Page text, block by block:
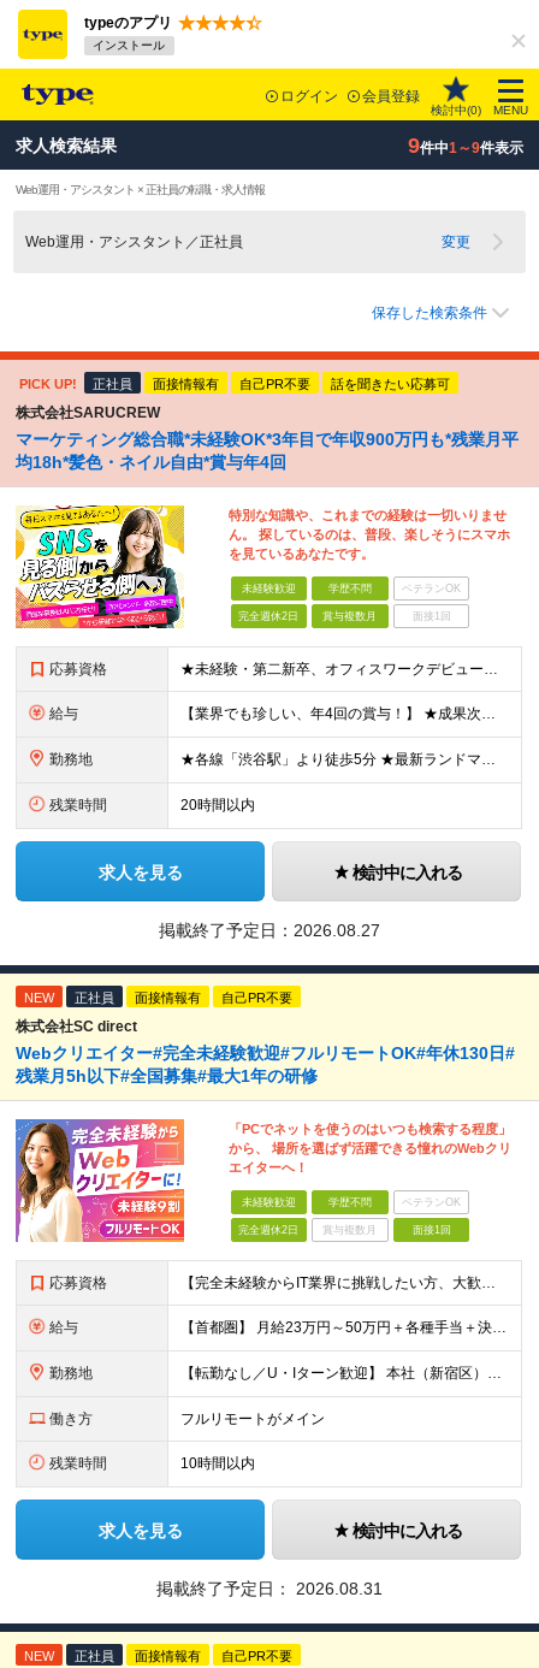
typeのアプリ
インストール
ログイン 会員登録
検討中(0) MENU
求人検索結果 9件中1～9件表示
Web運用・アシスタント × 正社員の転職・求人情報
Web運用・アシスタント／正社員 変更
保存した検索条件
PICK UP! 正社員 面接情報有 自己PR不要 話を聞きたい応募可
株式会社SARUCREW
マーケティング総合職*未経験OK*3年目で年収900万円も*残業月平
均18h*髪色・ネイル自由*賞与年4回
特別な知識や、これまでの経験は一切いりませ
ん。 探しているのは、普段、楽しそうにスマホ
を見ているあなたです。
未経験歓迎 学歴不問 ベテランOK
完全週休2日 賞与複数月 面接1回
応募資格 ★未経験・第二新卒、オフィスワークデビュー大歓迎 ★平均年齢は28.6歳！ ★20代の若手メンバーが中心になって活躍している職場です！ ●学歴不問 ※35歳以下の方（若年層の長期キャリア形成） ★こ
給与 【業界でも珍しい、年4回の賞与！】 ★成果次第でスピード昇給可 →20代で年収700万〜900万超も！ ■未経験：月給26〜30万円＋賞与年4回（業績による）＋各種手当 ※経験・スキルを考慮して決定
勤務地 ★各線「渋谷駅」より徒歩5分 ★最新ランドマークオフィスです！ ★転勤はありません 【本社】 東京都渋谷区道玄坂2-25-12 道玄坂通 dogenzaka-dori 5階 ※(変更の範囲)上記を除
残業時間 20時間以内
求人を見る 検討中に入れる
掲載終了予定日： 2026.08.27
NEW 正社員 面接情報有 自己PR不要
株式会社SC direct
Webクリエイター#完全未経験歓迎#フルリモートOK#年休130日#
残業月5h以下#全国募集#最大1年の研修
「PCでネットを使うのはいつも検索する程度」
から、 場所を選ばず活躍できる憧れのWebクリ
エイターへ！
未経験歓迎 学歴不問 ベテランOK
完全週休2日 賞与複数月 面接1回
応募資格 【完全未経験からIT業界に挑戦したい方、大歓迎！】 ●応募年齢制限：34歳まで（若年層の長期キャリア形成を図るため） ★学歴不問・転職回数不問 ★第二新卒・社会人デビューOK 【こんな方を求めていま
給与 【首都圏】 月給23万円～50万円＋各種手当＋決算賞与 【大阪】 月給22万円～50万円＋各種手当＋決算賞与 【愛知】 月給21.5万円～50万円＋各種手当＋決算賞与 【福岡・宮城】 月給20万
勤務地 【転勤なし／U・Iターン歓迎】 本社（新宿区）、大阪支店、名古屋支店または東京都・神奈川県・千葉県・埼玉県・愛知県・大阪府・福岡県をはじめ、全国のプロジェクト先 ※ご希望を最大限考慮して配属先を決定
働き方 フルリモートがメイン
残業時間 10時間以内
求人を見る 検討中に入れる
掲載終了予定日： 2026.08.31
NEW 正社員 面接情報有 自己PR不要